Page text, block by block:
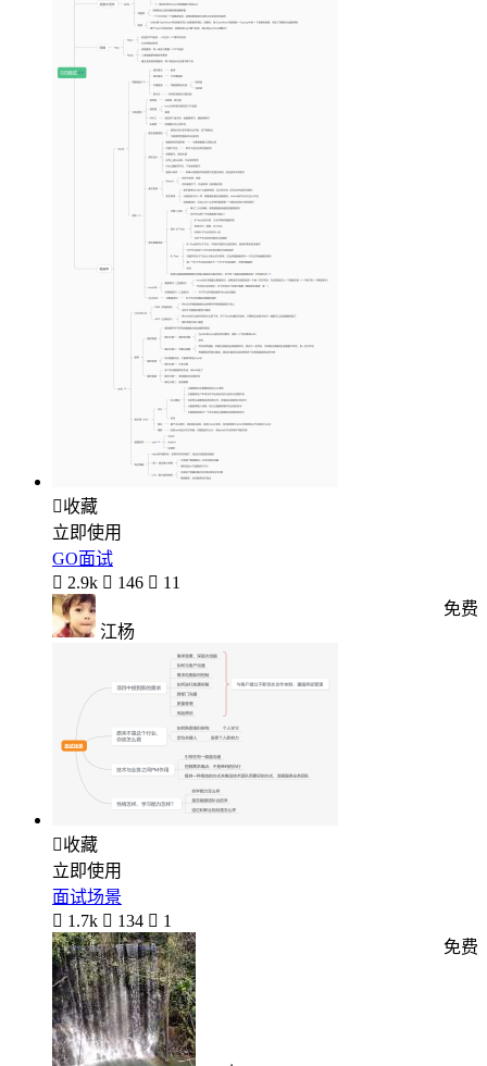
收藏
立即使用
GO面试
 2.9k  146  11
江杨
免费
收藏
立即使用
面试场景
 1.7k  134  1
免费